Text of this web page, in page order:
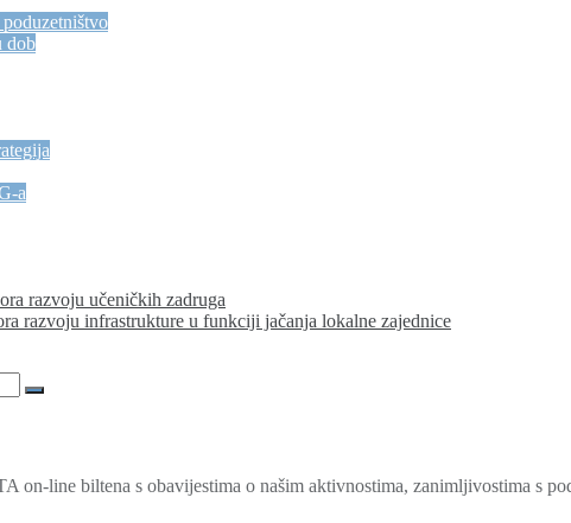
dob
a
razvoju učeničkih zadruga
razvoju infrastrukture u funkciji jačanja lokalne zajednice
on-line biltena s obavijestima o našim aktivnostima, zanimljivostima s